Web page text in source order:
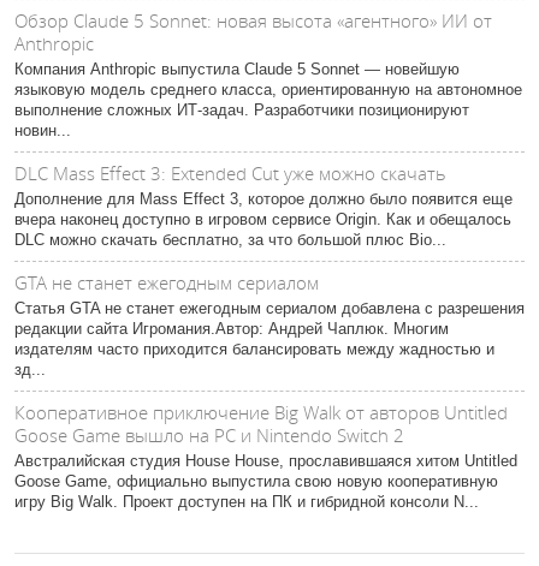
Обзор Claude 5 Sonnet: новая высота «агентного» ИИ от
Anthropic
Компания Anthropic выпустила Claude 5 Sonnet — новейшую
языковую модель среднего класса, ориентированную на автономное
выполнение сложных ИТ-задач. Разработчики позиционируют
новин...
DLC Mass Effect 3: Extended Cut уже можно скачать
Дополнение для Mass Effect 3, которое должно было появится еще
вчера наконец доступно в игровом сервисе Origin. Как и обещалось
DLC можно скачать бесплатно, за что большой плюс Bio...
GTA не станет ежегодным сериалом
Статья GTA не станет ежегодным сериалом добавлена с разрешения
редакции сайта Игромания.Автор: Андрей Чаплюк. Многим
издателям часто приходится балансировать между жадностью и
зд...
Кооперативное приключение Big Walk от авторов Untitled
Goose Game вышло на PC и Nintendo Switch 2
Австралийская студия House House, прославившаяся хитом Untitled
Goose Game, официально выпустила свою новую кооперативную
игру Big Walk. Проект доступен на ПК и гибридной консоли N...